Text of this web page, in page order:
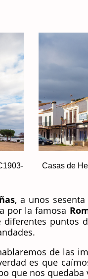
Casas de
, a unos
por la famosa
puntos
de las
es que
que nos quedaba